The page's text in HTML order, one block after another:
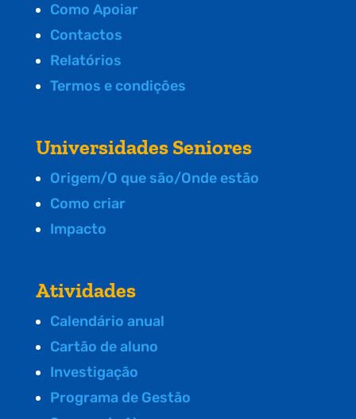
Como Apoiar
Contactos
Relatórios
Termos e condições
Universidades Seniores
Origem/O que são/Onde estão
Como criar
Impacto
Atividades
Calendário anual
Cartão de aluno
Investigação
Programa de Gestão